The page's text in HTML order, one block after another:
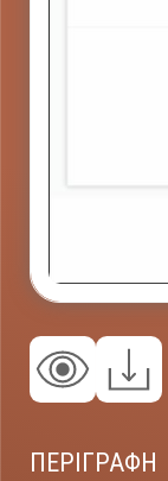
ΠΕΡΙΓΡΑΦΗ